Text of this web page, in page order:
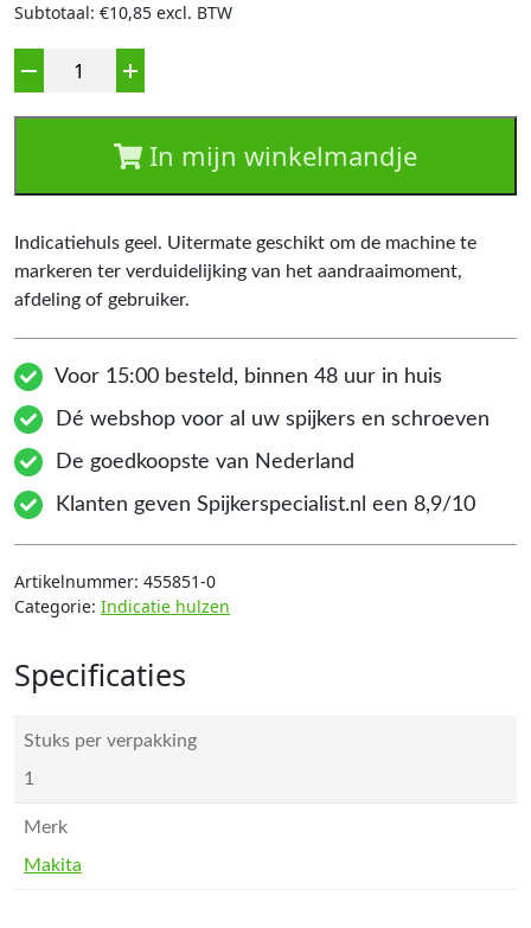
Subtotaal: €10,85 excl. BTW
In mijn winkelmandje
Indicatiehuls geel. Uitermate geschikt om de machine te
markeren ter verduidelijking van het aandraaimoment,
afdeling of gebruiker.
Voor 15:00 besteld, binnen 48 uur in huis
Dé webshop voor al uw spijkers en schroeven
De goedkoopste van Nederland
Klanten geven Spijkerspecialist.nl een 8,9/10
Artikelnummer: 455851-0
Categorie: Indicatie hulzen
Specificaties
Stuks per verpakking
1
Merk
Makita